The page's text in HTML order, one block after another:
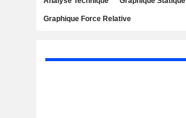
Graphique Force Relative